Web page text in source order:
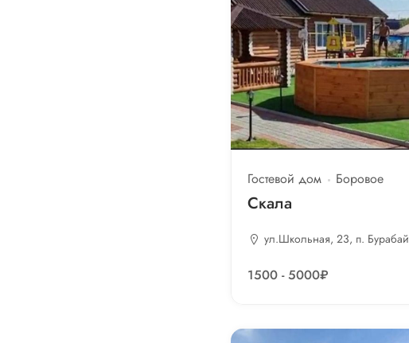
Гостевой дом Боровое
Скала
ул.Школьная, 23, п. Бурабай
1500 - 5000₽